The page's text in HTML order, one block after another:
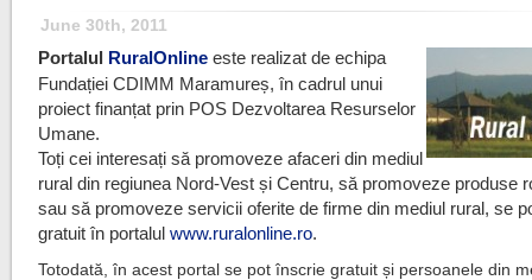
June 30th, 2011
Portalul RuralOnline este realizat de echipa
Fundației CDIMM Maramureș, în cadrul unui
proiect finanțat prin POS Dezvoltarea Resurselor
Umane.
Toți cei interesați să promoveze afaceri din mediul
rural din regiunea Nord-Vest și Centru, să promoveze produse
sau să promoveze servicii oferite de firme din mediul rural, se
gratuit în portalulwww.ruralonline.ro.
Totodată, în acest portal se pot înscrie gratuit și persoanele din